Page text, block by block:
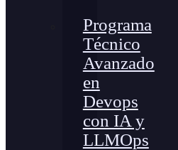
Programa
Técnico
Avanzado
en
Devops
con IA y
LLMOps